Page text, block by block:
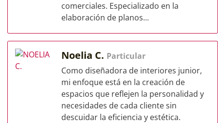
comerciales. Especializado en la
elaboración de planos...
Noelia C. Particular
Como diseñadora de interiores junior,
mi enfoque está en la creación de
espacios que reflejen la personalidad y
necesidades de cada cliente sin
descuidar la eficiencia y estética.